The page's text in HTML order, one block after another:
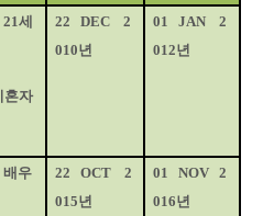
21세
혼자
22 DEC
2
010년
01 JAN
2
012년
배우
22 OCT
2
015년
01 NOV
2
016년